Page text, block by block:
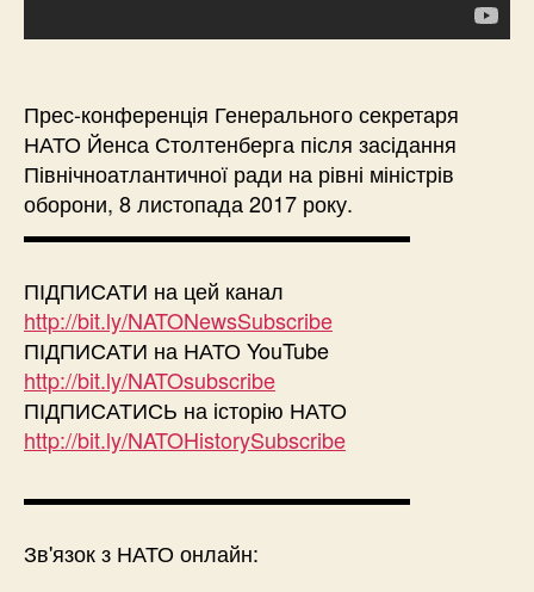
Прес-конференція Генерального секретаря
НАТО Йенса Столтенберга після засідання
Північноатлантичної ради на рівні міністрів
оборони, 8 листопада 2017 року.
▬▬▬▬▬▬▬▬▬▬▬▬▬▬▬▬▬▬
ПІДПИСАТИ на цей канал
http://bit.ly/NATONewsSubscribe
ПІДПИСАТИ на НАТО YouTube
http://bit.ly/NATOsubscribe
ПІДПИСАТИСЬ на історію НАТО
http://bit.ly/NATOHistorySubscribe
▬▬▬▬▬▬▬▬▬▬▬▬▬▬▬▬▬▬
Зв'язок з НАТО онлайн: